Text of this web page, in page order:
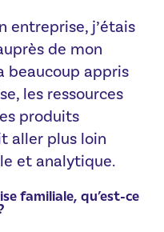
entreprise, j’étais
de mon
beaucoup appris
les ressources
produits
aller plus loin
et analytique.
familiale, qu’est-ce